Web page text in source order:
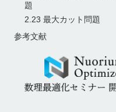
題
2.23 最大カット問題
参考文献